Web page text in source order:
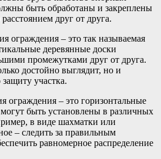
быть обработаны и закреплены
друг от друга.
ограждения – это так называемая
деревянные доски
промежутками друг от друга.
достойно выглядит, но и
участка.
ограждения – это горизонтальные
быть установлены в различных
в виде шахматки или
– следить за правильным
равномерное распределение